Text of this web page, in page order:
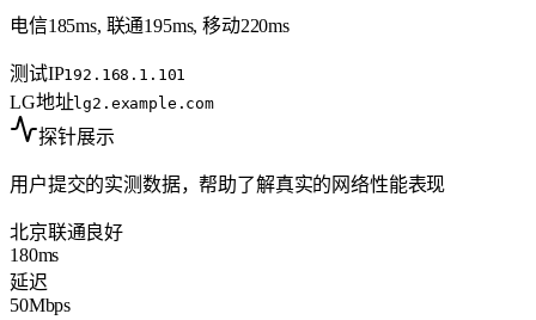
电信185ms, 联通195ms, 移动220ms
测试IP192.168.1.101
LG地址lg2.example.com
探针展示
用户提交的实测数据，帮助了解真实的网络性能表现
北京联通 良好
180ms
延迟
50Mbps